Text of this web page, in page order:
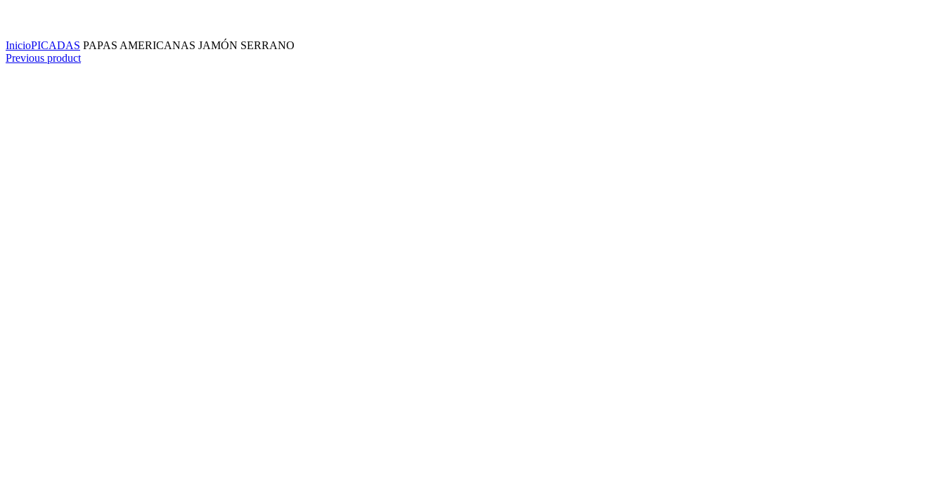
InicioPICADAS PAPAS AMERICANAS JAMÓN SERRANO
Previous product